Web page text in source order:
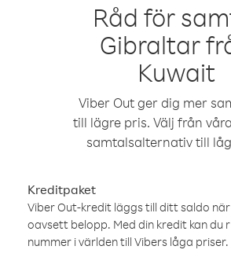
Råd för
Gibraltar
Kuwait
Viber Out ger dig mer
till lägre pris. Välj från
samtalsalternativ till
Kreditpaket
Viber Out-kredit läggs till ditt saldo
oavsett belopp. Med din kredit kan du
nummer i världen till Vibers låga priser.